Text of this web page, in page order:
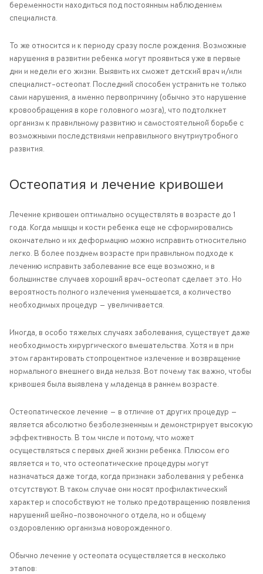
беременности находиться под постоянным наблюдением
специалиста.
То же относится и к периоду сразу после рождения. Возможные
нарушения в развитии ребенка могут проявиться уже в первые
дни и недели его жизни. Выявить их сможет детский врач и/или
специалист-остеопат. Последний способен устранить не только
сами нарушения, а именно первопричину (обычно это нарушение
кровообращения в коре головного мозга), что подтолкнет
организм к правильному развитию и самостоятельной борьбе с
возможными последствиями неправильного внутриутробного
развития.
Остеопатия и лечение кривошеи
Лечение кривошеи оптимально осуществлять в возрасте до 1
года. Когда мышцы и кости ребенка еще не сформировались
окончательно и их деформацию можно исправить относительно
легко. В более позднем возрасте при правильном подходе к
лечению исправить заболевание все еще возможно, и в
большинстве случаев хороший врач-остеопат сделает это. Но
вероятность полного излечения уменьшается, а количество
необходимых процедур — увеличивается.
Иногда, в особо тяжелых случаях заболевания, существует даже
необходимость хирургического вмешательства. Хотя и в при
этом гарантировать стопроцентное излечение и возвращение
нормального внешнего вида нельзя. Вот почему так важно, чтобы
кривошея была выявлена у младенца в раннем возрасте.
Остеопатическое лечение — в отличие от других процедур —
является абсолютно безболезненным и демонстрирует высокую
эффективность. В том числе и потому, что может
осуществляться с первых дней жизни ребенка. Плюсом его
является и то, что остеопатические процедуры могут
назначаться даже тогда, когда признаки заболевания у ребенка
отсутствуют. В таком случае они носят профилактический
характер и способствуют не только предотвращению появления
нарушений шейно-позвоночного отдела, но и общему
оздоровлению организма новорожденного.
Обычно лечение у остеопата осуществляется в несколько
этапов: